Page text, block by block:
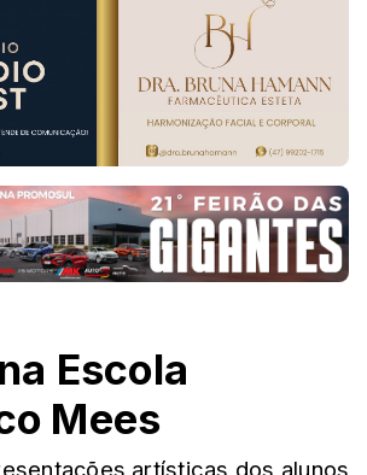
Escola
Mees
artísticas dos alunos